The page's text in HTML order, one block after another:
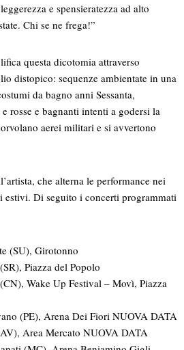
e spensieratezza ad alto
Chi se ne frega!”
questa dicotomia attraverso
distopico: sequenze ambientate in una
da bagno anni Sessanta,
rosse e bagnanti intenti a godersi la
aerei militari e si avvertono
che alterna le performance nei
estivi. Di seguito i concerti programmati
(SU), Girotonno
Piazza del Popolo
Wake Up Festival – Movì, Piazza
(PE), Arena Dei Fiori NUOVA DATA
Area Mercato NUOVA DATA